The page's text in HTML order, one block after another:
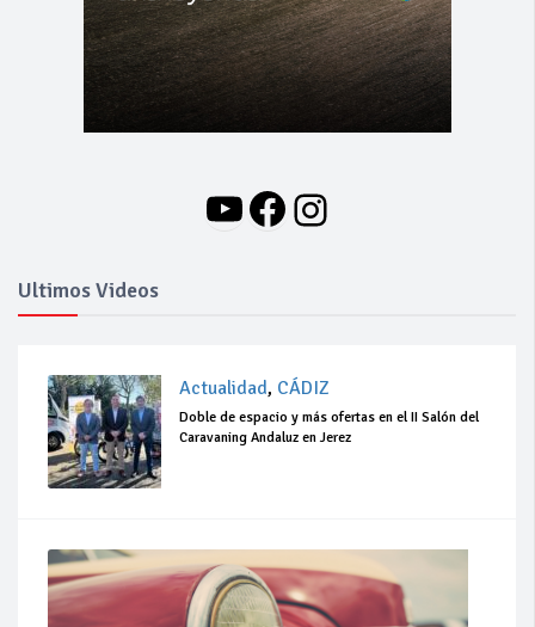
YouTube
Facebook
Instagram
Ultimos Videos
Actualidad, CÁDIZ
Doble de espacio y más ofertas en el II Salón del
Caravaning Andaluz en Jerez